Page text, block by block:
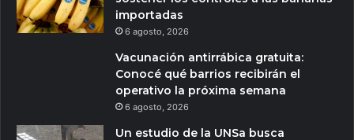
importadas
6 agosto, 2026
Vacunación antirrábica gratuita:
Conocé qué barrios recibirán el
operativo la próxima semana
6 agosto, 2026
Un estudio de la UNSa busca